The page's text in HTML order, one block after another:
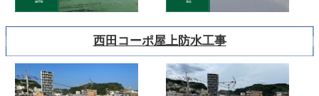
西田コーポ屋上防水工事